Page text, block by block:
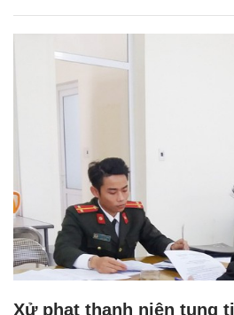
Xử phạt thanh niên tung